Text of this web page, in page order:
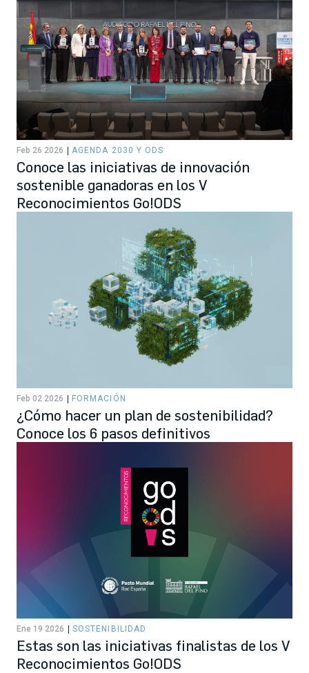
Feb 26 2026 AGENDA 2030 Y ODS
Conoce las iniciativas de innovación
sostenible ganadoras en los V
Reconocimientos Go!ODS
Feb 02 2026 FORMACIÓN
¿Cómo hacer un plan de sostenibilidad?
Conoce los 6 pasos definitivos
Ene 19 2026 SOSTENIBILIDAD
Estas son las iniciativas finalistas de los V
Reconocimientos Go!ODS